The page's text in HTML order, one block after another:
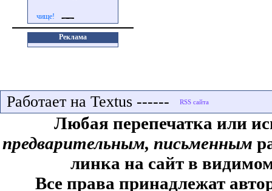
чище!
Реклама
Работает на Textus ------
Любая перепечатка или
предварительным, письменным
линка на сайт в
Все права принадлежат